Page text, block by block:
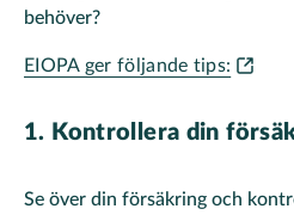
behöver?
EIOPA ger följande tips:
1. Kontrollera din
Se över din försäkring och